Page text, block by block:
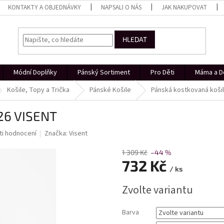
KONTAKTY A OBJEDNÁVKY NAPSALI O NÁS JAK NAKUPOVAT
HLEDAT
Módní Doplňky Pánský Sortiment Pro Děti Máma a
Košile, Topy a Trička Pánské Košile Pánská kostkovaná
VISENT
hodnocení Značka:Visent
1 309 Kč –44 %
732 Kč / ks
cena:
Zvolte variantu
Barva